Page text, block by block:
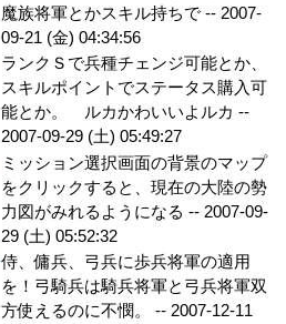
魔族将軍とかスキル持ちで -- 2007-
09-21 (金) 04:34:56
ランクＳで兵種チェンジ可能とか、
スキルポイントでステータス購入可
能とか。 ルカかわいいよルカ --
2007-09-29 (土) 05:49:27
ミッション選択画面の背景のマップ
をクリックすると、現在の大陸の勢
力図がみれるようになる -- 2007-09-
29 (土) 05:52:32
侍、傭兵、弓兵に歩兵将軍の適用
を！弓騎兵は騎兵将軍と弓兵将軍双
方使えるのに不憫。 -- 2007-12-11